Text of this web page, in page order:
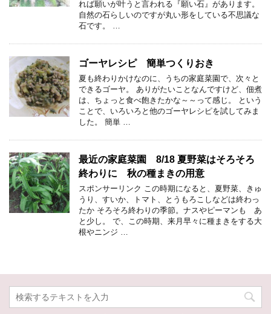
れば願いが叶うと言われる『願い石』があります。
自然の石らしいのですが丸い形をしている不思議な
石です。 …
ゴーヤレシピ 簡単つくりおき
夏も終わりかけなのに、うちの家庭菜園で、次々と
できるゴーヤ。 ありがたいことなんですけど、佃煮
は、ちょっと食べ飽きたかな～～って感じ。 という
ことで、いろいろと他のゴーヤレシピを試してみま
した。 簡単 …
最近の家庭菜園 8/18 夏野菜はそろそろ
終わりに 秋の種まきの用意
スポンサーリンク この時期になると、夏野菜、きゅ
うり、すいか、トマト、とうもろこしなどは終わっ
たか そろそろ終わりの季節。ナスやピーマンも あ
と少し。 で、この時期、来月早々に種まきをする大
根やニンジ …